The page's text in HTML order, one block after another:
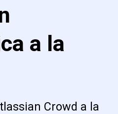
a la
Crowd a la